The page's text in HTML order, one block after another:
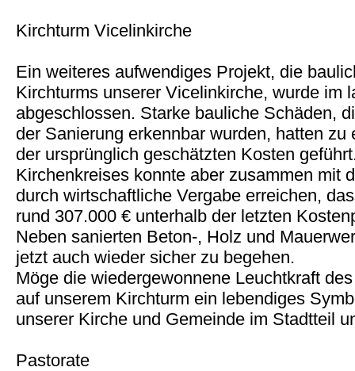
Kirchturm Vicelinkirche
Ein weiteres aufwendiges Projekt, die
Kirchturms unserer Vicelinkirche, wurde im
abgeschlossen. Starke bauliche Schäden,
der Sanierung erkennbar wurden, hatten
der ursprünglich geschätzten Kosten
Kirchenkreises konnte aber zusammen mit
durch wirtschaftliche Vergabe erreichen,
rund 307.000 € unterhalb der letzten
Neben sanierten Beton-, Holz und
jetzt auch wieder sicher zu begehen.
Möge die wiedergewonnene Leuchtkraft
auf unserem Kirchturm ein lebendiges
unserer Kirche und Gemeinde im Stadtteil
Pastorate